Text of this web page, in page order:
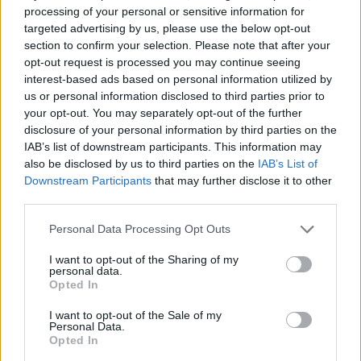
processing of your personal or sensitive information for
targeted advertising by us, please use the below opt-out
section to confirm your selection. Please note that after your
opt-out request is processed you may continue seeing
interest-based ads based on personal information utilized by
us or personal information disclosed to third parties prior to
your opt-out. You may separately opt-out of the further
disclosure of your personal information by third parties on the
IAB’s list of downstream participants. This information may
also be disclosed by us to third parties on the IAB’s List of
Downstream Participants that may further disclose it to other
Please note that this website/app uses one or more Google
not limited to your visit or usage behaviour. You may click to
grant or deny consent to Google and its third-party tags to
use your data for below specified purposes in below Google
consent section.
Personal Data Processing Opt Outs
I want to opt-out of the Sharing of my
personal data.
Opted In
I want to opt-out of the Sale of my
Personal Data.
Opted In
καθολική εφαρμογή της τεχνολογίας και του AI
στην Υγεία είναι συγκλονιστικά:
-400.000 ζωές εκτιμάται ότι μπορούν να
σώζονται ετησίως στην Ευρώπη χάρη στην
έγκαιρη διάγνωση μέσω AI.
-200 δισ. ευρώ είναι η ετήσια εξοικονόμηση
πόρων για τα συστήματα υγείας.
-1,9 εκατομμύρια ώρες
εστιάσουν στην κλινική φροντίδα.
-430.000 ψηφιακά ραντεβού καταγράφηκαν
μόνο τον Νοέμβριο του 2025 στην Ελλάδα,
στα νέα εργαλεία.